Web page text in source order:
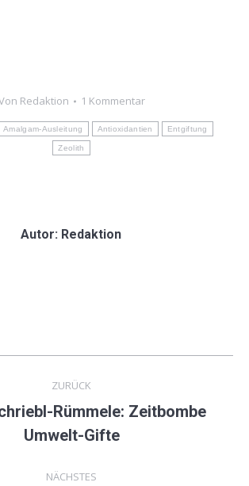
Redaktion
1 Kommentar
Amalgam-Ausleitung Antioxidantien Entgiftung
Zeolith
Autor: Redaktion
ZURÜCK
Vorheriger
Beitrag:
Rümmele: Zeitbombe
Umwelt-Gifte
NÄCHSTES